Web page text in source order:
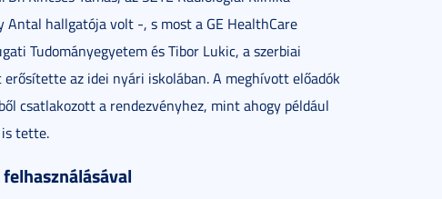
Antal hallgatója volt -, s most a GE HealthCare
Tudományegyetem és Tibor Lukic, a szerbiai
az idei nyári iskolában. A meghívott előadók
csatlakozott a rendezvényhez, mint ahogy például
tette.